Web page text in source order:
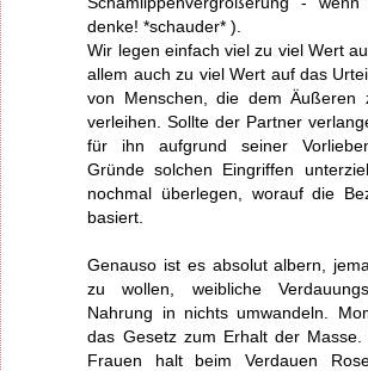
denke! *schauder* ).
Wir legen einfach viel zu viel Wert
allem auch zu viel Wert auf das
von Menschen, die dem Äußeren
verleihen. Sollte der Partner
für ihn aufgrund seiner
Gründe solchen Eingriffen
nochmal überlegen, worauf die
basiert.
Genauso ist es absolut albern,
zu wollen, weibliche
Nahrung in nichts umwandeln.
das Gesetz zum Erhalt der
Frauen halt beim Verdauen